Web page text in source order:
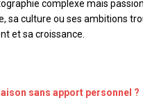
complexe mais
sa culture ou ses ambitions
et sa croissance.
sans apport personnel ?